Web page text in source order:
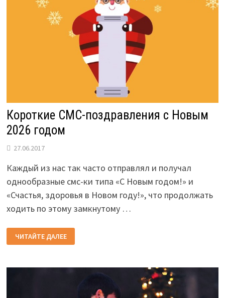
Короткие СМС-поздравления с Новым
2026 годом
27.06.2017
Каждый из нас так часто отправлял и получал
однообразные смс-ки типа «С Новым годом!» и
«Счастья, здоровья в Новом году!», что продолжать
ходить по этому замкнутому …
КОРОТКИЕ
СМС-
ПОЗДРАВЛЕНИЯ
2026
ЧИТАЙТЕ ДАЛЕЕ